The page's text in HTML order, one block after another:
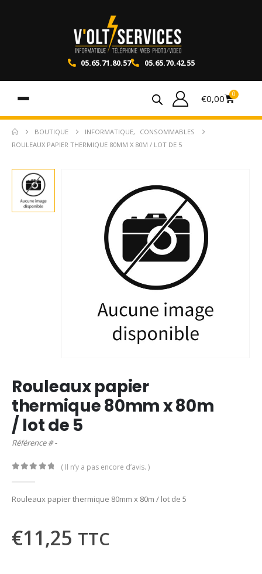
05.65.71.80.57 05.65.70.42.55
€0,00 0
BOUTIQUE INFORMATIQUE,
CONSOMMABLES
ROULEAUX PAPIER THERMIQUE 80MM X 80M / LOT DE 5
Rouleaux papier
thermique 80mm x 80m
/ lot de 5
Référence # -
( Il n’y a pas encore d’avis. )
Rouleaux papier thermique 80mm x 80m / lot de 5
€11,25 TTC